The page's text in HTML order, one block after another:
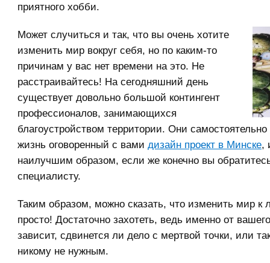
приятного хобби.
Может случиться и так, что вы очень хотите
изменить мир вокруг себя, но по каким-то
причинам у вас нет времени на это. Не
расстраивайтесь! На сегодняшний день
существует довольно большой контингент
профессионалов, занимающихся
благоустройством территории. Они самостоятельно
жизнь оговоренный с вами дизайн проект в Минске,
наилучшим образом, если же конечно вы
специалисту.
Таким образом, можно сказать, что изменить мир к
просто! Достаточно захотеть, ведь именно от
зависит, сдвинется ли дело с мертвой точки, или
никому не нужным.